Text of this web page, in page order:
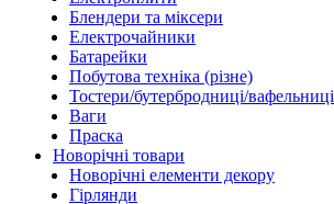
Блендери та міксери
Електрочайники
Батарейки
Побутова техніка (різне)
Тостери/бутербродниці/вафельниці
Ваги
Праска
Новорічні товари
Новорічні елементи декору
Гірлянди